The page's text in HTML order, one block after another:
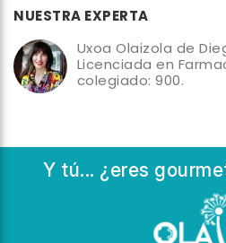
NUESTRA EXPERTA
Uxoa Olaizola de
Licenciada en
colegiado: 900.
Y tú... ¿eres